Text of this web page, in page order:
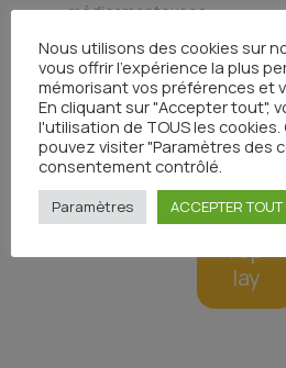
médicamenteuses
L’inscription est terminée.
Voi
r le
rep
lay
Nous utilisons des cookies sur
vous offrir l'expérience la plus
mémorisant vos préférences et
En cliquant sur "Accepter tout",
l'utilisation de TOUS les
pouvez visiter "Paramètres des
consentement contrôlé.
Paramètres ACCEPTER TOUT